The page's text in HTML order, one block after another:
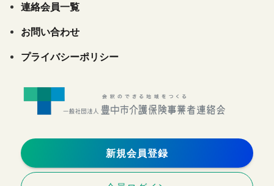
連絡会員一覧
お問い合わせ
プライバシーポリシー
新規会員登録